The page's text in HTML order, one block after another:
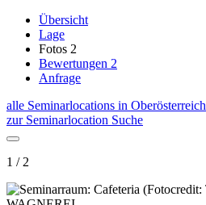
Übersicht
Lage
Fotos 2
Bewertungen 2
Anfrage
alle Seminarlocations in Oberösterreich
zur Seminarlocation Suche
1 / 2